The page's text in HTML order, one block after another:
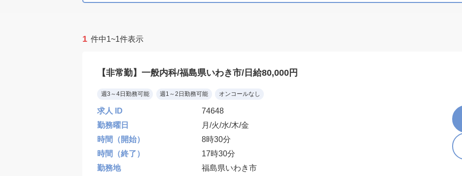
1 件中1~1件表示
【非常勤】一般内科/福島県いわき市/日給80,000円
週3～4日勤務可能 週1～2日勤務可能 オンコールなし
求人 ID
74648
勤務曜日
月/火/水/木/金
時間（開始）
8時30分
時間（終了）
17時30分
勤務地
福島県いわき市